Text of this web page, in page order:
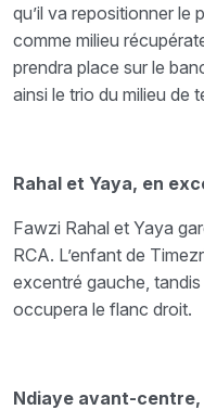
qu’il va repositionner le
comme milieu
prendra place sur le
ainsi le trio du milieu de
Rahal et Yaya, en
Fawzi Rahal et Yaya
RCA. L’enfant de
excentré gauche,
occupera le flanc droit.
Ndiaye avant-